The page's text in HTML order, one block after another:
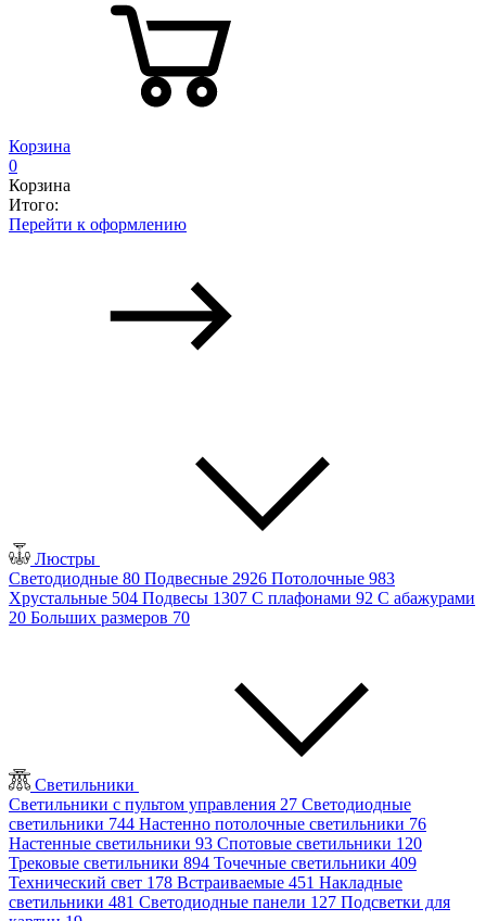
Корзина
0
Корзина
Итого:
Перейти к оформлению
Люстры
Светодиодные 80 Подвесные 2926 Потолочные 983
Хрустальные 504 Подвесы 1307 С плафонами 92 С абажурами
20 Больших размеров 70
Светильники
Светильники с пультом управления 27 Светодиодные
светильники 744 Настенно потолочные светильники 76
Настенные светильники 93 Спотовые светильники 120
Трековые светильники 894 Точечные светильники 409
Технический свет 178 Встраиваемые 451 Накладные
светильники 481 Светодиодные панели 127 Подсветки для